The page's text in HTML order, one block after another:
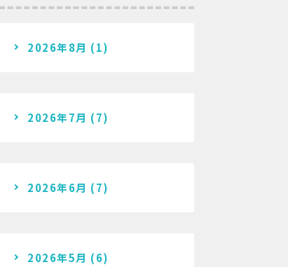
2026年8月 (1)
2026年7月 (7)
2026年6月 (7)
2026年5月 (6)